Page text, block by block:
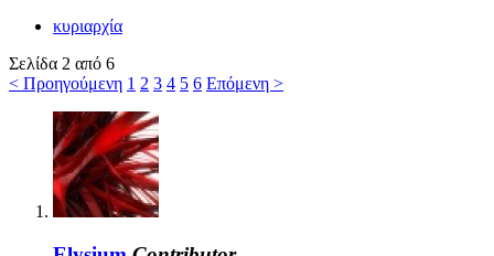
κυριαρχία
Σελίδα 2 από 6
< Προηγούμενη 1 2 3 4 5 6 Επόμενη >